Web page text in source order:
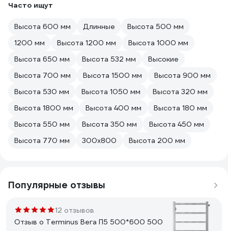
Часто ищут
Высота 600 мм Длинные
Высота 500 мм
1200 мм
Высота 1200 мм
Высота 1000 мм
Высота 650 мм
Высота 532 мм
Высокие
Высота 700 мм
Высота 1500 мм
Высота 900 мм
Высота 530 мм
Высота 1050 мм
Высота 320 мм
Высота 1800 мм
Высота 400 мм
Высота 180 мм
Высота 550 мм
Высота 350 мм
Высота 450 мм
Высота 770 мм
300х800 Высота 200 мм
Популярные отзывы
12 отзывов
Отзыв о Terminus Вега П5 500*600 500